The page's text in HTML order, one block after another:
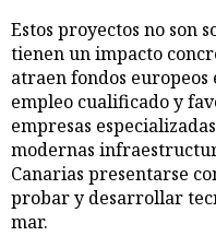
Estos proyectos no son
tienen un impacto
atraen fondos
empleo cualificado y
empresas
modernas
Canarias presentarse
probar y desarrollar
mar.